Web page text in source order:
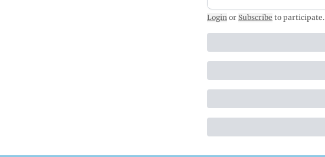
Login or Subscribe to participate.